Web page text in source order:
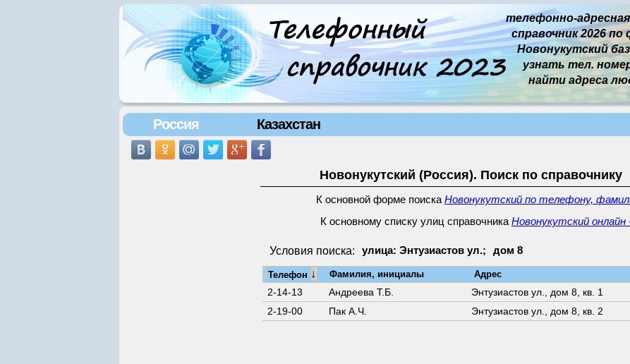
телефонно-
справочник 2026 по
Новонукутский
узнать тел. номер
найти адреса
Россия Казахстан
Новонукутский (Россия). Поиск по справочнику
К основной форме поиска Новонукутский по телефону,
К основному списку улиц справочника Новонукутский онлайн
Условия поиска: улица: Энтузиастов ул.; дом 8
Телефон ↓ Фамилия, инициалы Адрес
2-14-13 Андpеева Т.Б. Энтузиастов ул., дом 8 кв. 1
2-19-00
Пак А.Ч. Энтузиастов ул., дом 8 кв. 2